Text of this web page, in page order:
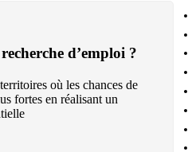
d’emploi ?
où les chances de
fortes en réalisant un